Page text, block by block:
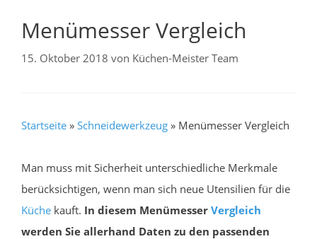
Menümesser Vergleich
15. Oktober 2018 von Küchen-Meister Team
Startseite » Schneidewerkzeug » Menümesser Vergleich
Man muss mit Sicherheit unterschiedliche Merkmale
berücksichtigen, wenn man sich neue Utensilien für die
Küche kauft. In diesem Menümesser Vergleich
werden Sie allerhand Daten zu den passenden